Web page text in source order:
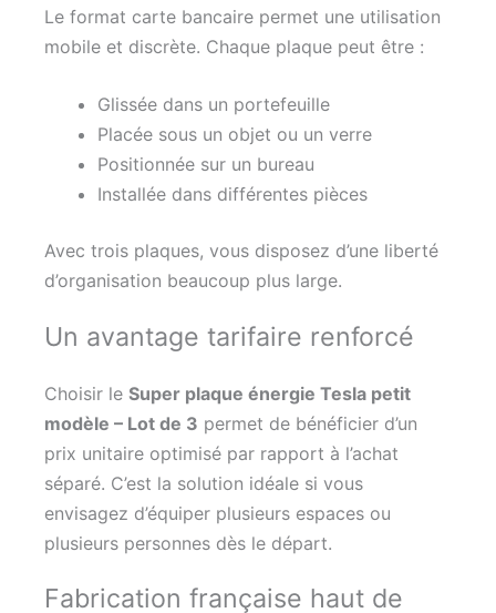
Le format carte bancaire permet une utilisation
mobile et discrète. Chaque plaque peut être :
Glissée dans un portefeuille
Placée sous un objet ou un verre
Positionnée sur un bureau
Installée dans différentes pièces
Avec trois plaques, vous disposez d’une liberté
d’organisation beaucoup plus large.
Un avantage tarifaire renforcé
Choisir le Super plaque énergie Tesla petit
modèle – Lot de 3 permet de bénéficier d’un
prix unitaire optimisé par rapport à l’achat
séparé. C’est la solution idéale si vous
envisagez d’équiper plusieurs espaces ou
plusieurs personnes dès le départ.
Fabrication française haut de